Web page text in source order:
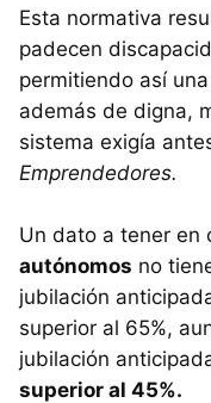
Esta normativa
padecen
permitiendo así
además de digna,
sistema exigía
Emprendedores.
Un dato a tener en
autónomos no
jubilación
superior al 65%,
jubilación
superior al 45%.